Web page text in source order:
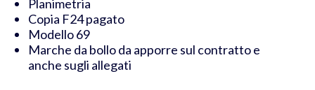
Planimetria
Copia F24 pagato
Modello 69
Marche da bollo da apporre sul contratto e
anche sugli allegati